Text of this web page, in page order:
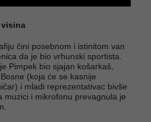
čini posebnom i istinitom van
da je bio vrhunski sportista.
Pimpek bio sjajan košarkaš,
(koja će se kasnije
i mladi reprezentativac bivše
muzici i mikrofonu prevagnula je